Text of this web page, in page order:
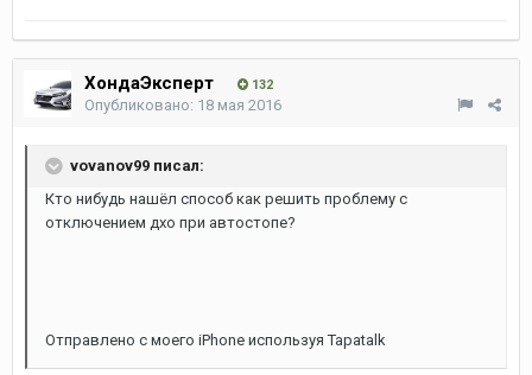
ХондаЭксперт 132
Опубликовано: 18 мая 2016
vovanov99 писал:
Кто нибудь нашёл способ как решить проблему с
отключением дхо при автостопе?
Отправлено с моего iPhone используя Tapatalk